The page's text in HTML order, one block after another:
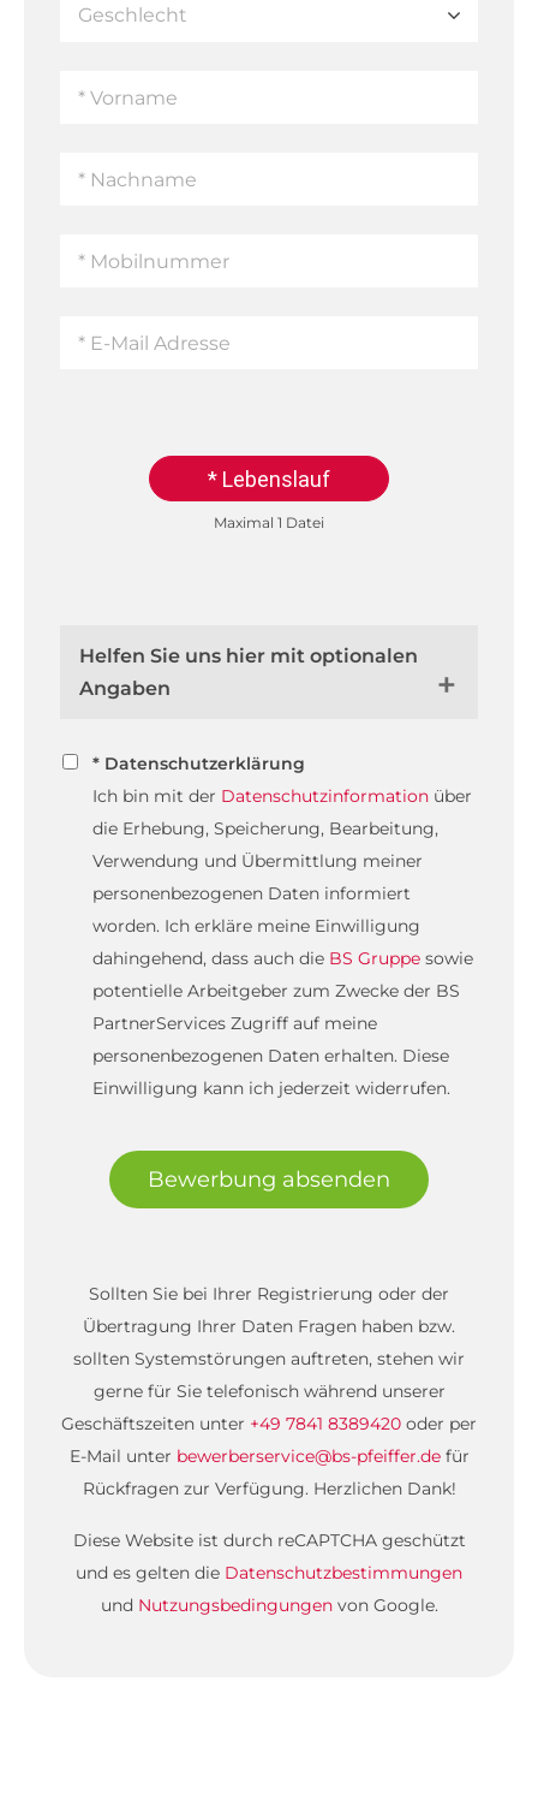
* Lebenslauf
Maximal 1 Datei
Helfen Sie uns hier mit optionalen
Angaben
* Datenschutzerklärung
Ich bin mit der Datenschutzinformation über
die Erhebung, Speicherung, Bearbeitung,
Verwendung und Übermittlung meiner
personenbezogenen Daten informiert
worden. Ich erkläre meine Einwilligung
dahingehend, dass auch die BS Gruppe sowie
potentielle Arbeitgeber zum Zwecke der BS
PartnerServices Zugriff auf meine
personenbezogenen Daten erhalten. Diese
Einwilligung kann ich jederzeit widerrufen.
Bewerbung absenden
Sollten Sie bei Ihrer Registrierung oder der
Übertragung Ihrer Daten Fragen haben bzw.
sollten Systemstörungen auftreten, stehen wir
gerne für Sie telefonisch während unserer
Geschäftszeiten unter +49 7841 8389420 oder per
E-Mail unter bewerberservice@bs-pfeiffer.defür
Rückfragen zur Verfügung. Herzlichen Dank!
Diese Website ist durch reCAPTCHA geschützt
und es gelten die Datenschutzbestimmungen
und Nutzungsbedingungenvon Google.